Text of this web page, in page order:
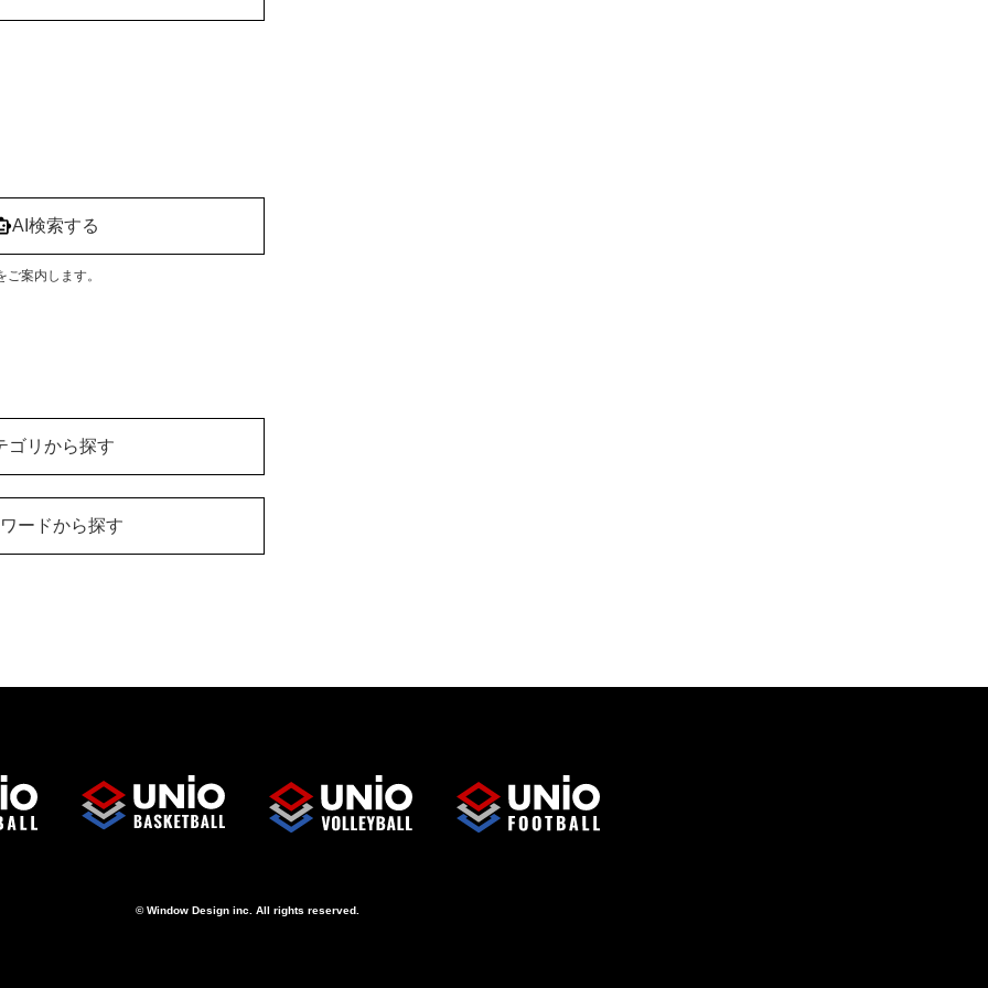
AI検索する
案内します。
ゴリから探す
ードから探す
© Window Design inc. All rights reserved.